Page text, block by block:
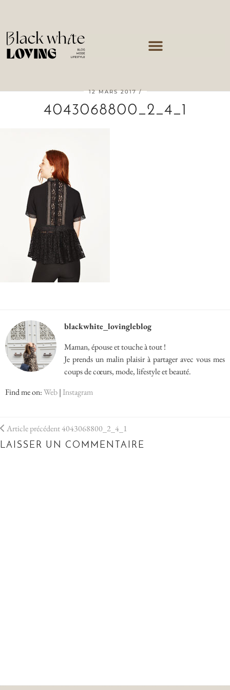
12 MARS 2017
4043068800_2_4_1
blackwhite_lovingleblog
Maman, épouse et touche à tout !
Je prends un malin plaisir à partager avec vous mes
coups de cœurs, mode, lifestyle et beauté.
Find me on:Web| Instagram
Article précédent4043068800_2_4_1
LAISSER UN COMMENTAIRE